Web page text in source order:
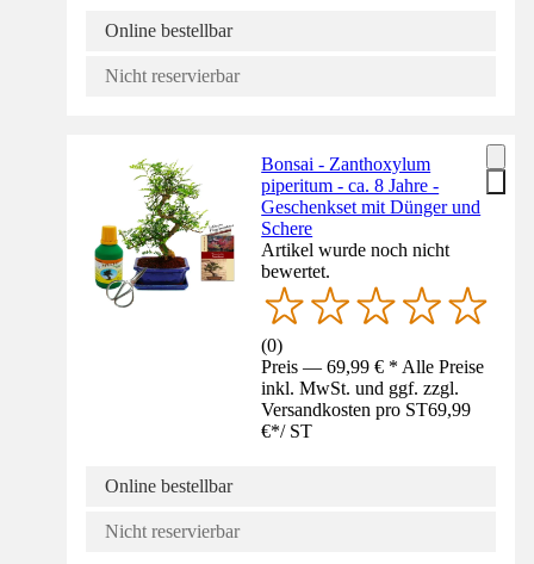
Online bestellbar
Nicht reservierbar
Bonsai - Zanthoxylum
piperitum - ca. 8 Jahre -
Geschenkset mit Dünger und
Schere
Artikel wurde noch nicht
bewertet.
(0)
Preis — 69,99 € * Alle Preise
inkl. MwSt. und ggf. zzgl.
Versandkosten pro ST69,99
€*/ ST
Online bestellbar
Nicht reservierbar